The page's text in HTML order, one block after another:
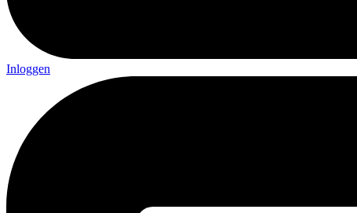
Inloggen